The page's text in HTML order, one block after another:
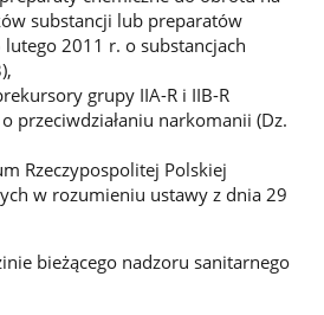
substancji lub preparatów
2011 r. o substancjach
grupy IIA-R i IIB-R
przeciwdziałaniu narkomanii (Dz.
Rzeczypospolitej Polskiej
w rozumieniu ustawy z dnia 29
bieżącego nadzoru sanitarnego